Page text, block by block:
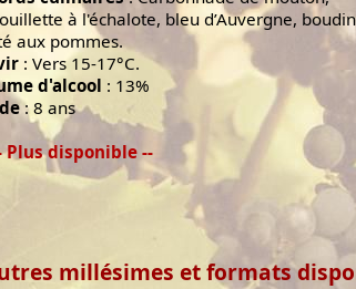
à l'échalote, bleu d’Auvergne,
aux pommes.
: Vers 15-17°C.
d'alcool : 13%
: 8 ans
Plus disponible --
millésimes et formats